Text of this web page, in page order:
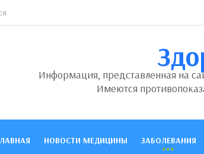
Информация, представленная на
Имеются
НОВОСТИ МЕДИЦИНЫ ЗАБОЛЕВАНИЯ